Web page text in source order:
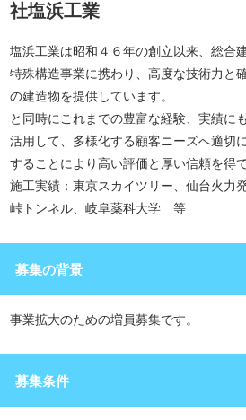
社塩浜工業
塩浜工業は昭和４６年の創立以来、総合
特殊構造事業に携わり、高度な技術力と
の建造物を提供しています。
と同時にこれまでの豊富な経験、実績に
活用して、多様化する顧客ニーズへ適切
することにより高い評価と厚い信頼を得て
施工実績：東京スカイツリー、仙台火力
峠トンネル、岐阜薬科大学 等
募集の背景
事業拡大のための増員募集です。
募集条件